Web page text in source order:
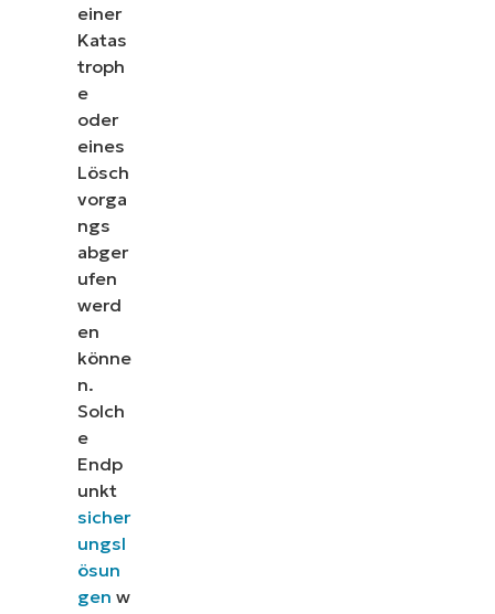
einer
Katas
troph
e
oder
eines
Lösch
vorga
ngs
abger
ufen
werd
en
könne
n.
Solch
e
Endp
unkt
sicher
ungsl
ösun
gen w